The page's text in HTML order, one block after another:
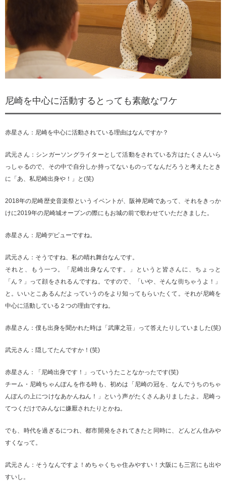
尼崎を中心に活動するとっても素敵なワケ
赤星さん：尼崎を中心に活動されている理由はなんですか？
武元さん：シンガーソングライターとして活動をされている方はたくさんいら
っしゃるので、その中で自分しか持ってないものってなんだろうと考えたとき
に「あ、私尼崎出身や！」と(笑)
2018年の尼崎歴史音楽祭というイベントが、阪神尼崎であって、それをきっか
けに2019年の尼崎城オープンの際にもお城の前で歌わせていただきました。
赤星さん：尼崎デビューですね。
武元さん：そうですね、私の晴れ舞台なんです。
それと、もう一つ。「尼崎出身なんです。」というと皆さんに、ちょっと
「ん？」って顔をされるんですね。ですので、「いや、そんな街ちゃうよ！」
と。いいとこあるんだよっていうのをより知ってもらいたくて。それが尼崎を
中心に活動している２つの理由ですね。
赤星さん：僕も出身を聞かれた時は「武庫之荘」って答えたりしていました(笑)
武元さん：隠してたんですか！(笑)
赤星さん：「尼崎出身です！」っていうたことなかったです(笑)
チーム・尼崎ちゃんぽんを作る時も、初めは「尼崎の冠を、なんでうちのちゃ
んぽんの上につけなあかんねん！」という声がたくさんありましたよ。尼崎っ
てつくだけでみんなに嫌厭されたりとかね。
でも、時代を過ぎるにつれ、都市開発をされてきたと同時に、どんどん住みや
すくなって。
武元さん：そうなんですよ！めちゃくちゃ住みやすい！大阪にも三宮にも出や
すいし。